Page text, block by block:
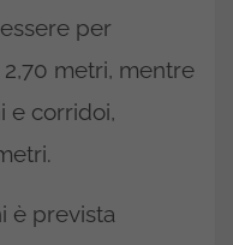
per
metri, mentre
e corridoi,
è prevista